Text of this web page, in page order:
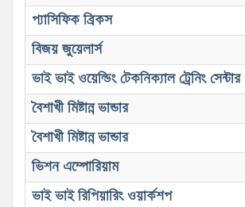
প্যাসিফিক ব্রিকস
বিজয় জুয়েলার্স
ভাই ভাই ওয়েল্ডিং টেকনিক্যাল ট্রেনিং সেন্টার
বৈশাখী মিষ্টান্ন ভান্ডার
বৈশাখী মিষ্টান্ন ভান্ডার
ভিশন এম্পোরিয়াম
ভাই ভাই রিপিয়ারিং ওয়ার্কশপ